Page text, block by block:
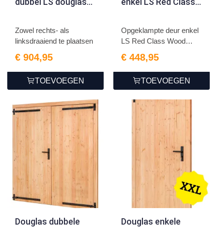
Zowel rechts- als
linksdraaiend te plaatsen
€ 904,95
TOEVOEGEN
Opgeklampte deur enkel
LS Red Class Wood
€ 448,95
TOEVOEGEN
Douglas dubbele
Douglas enkele